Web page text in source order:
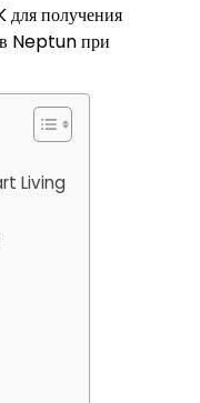
для получения
Neptun при
Living